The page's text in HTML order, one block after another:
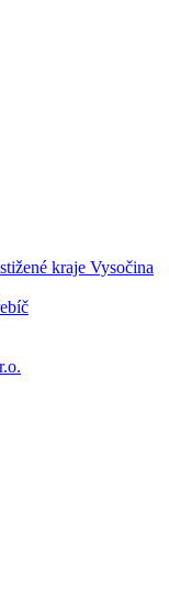
kraje Vysočina